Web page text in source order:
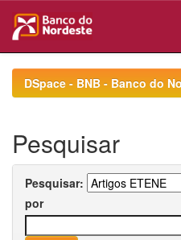
navigationDSpace - BNB - Banco do
Pesquisar
Pesquisar:
por